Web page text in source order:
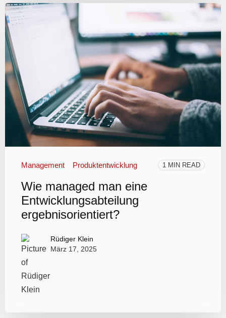
Management Produktentwicklung 1 MIN READ
Wie managed man eine
Entwicklungsabteilung
ergebnisorientiert?
Rüdiger Klein
März 17, 2025